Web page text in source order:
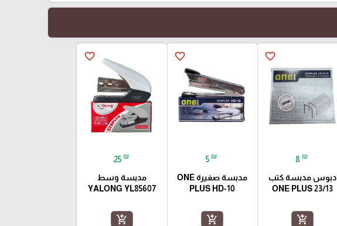
favorite_border
8 ₪
دبوس مدبسة كتب
23/13 ONE PLUS
add_shopping_cart
favorite_border
5 ₪
مدبسة صغيرة ONE
PLUS HD-10
add_shopping_cart
favorite_border
25 ₪
مدبسة وسط
YALONG YL85607
add_shopping_cart